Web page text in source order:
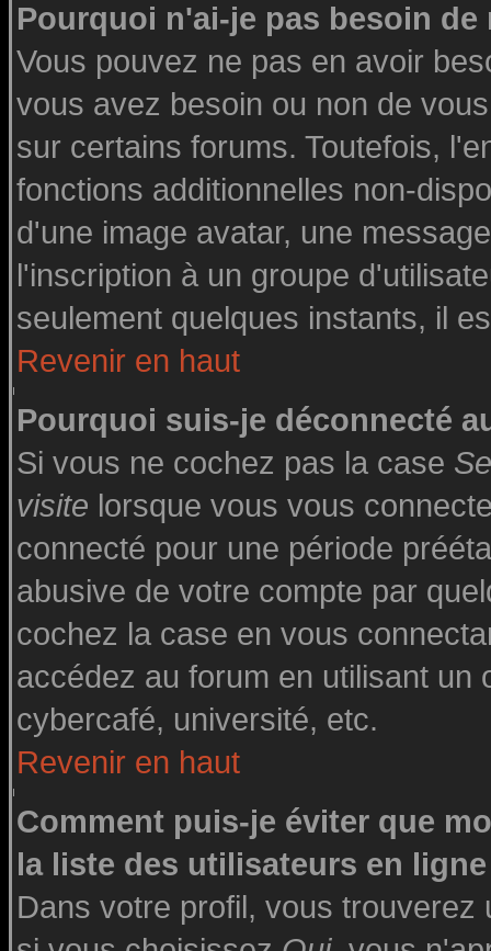
Pourquoi n'ai-je pas besoin
Vous pouvez ne pas en avoir
vous avez besoin ou non de
sur certains forums. Toutefois,
fonctions additionnelles non-
d'une image avatar, une
l'inscription à un groupe
seulement quelques instants, il
Revenir en haut
Pourquoi suis-je déconnecté
Si vous ne cochez pas la case
visite lorsque vous vous
connecté pour une période
abusive de votre compte par
cochez la case en vous
accédez au forum en utilisant un
cybercafé, université, etc.
Revenir en haut
Comment puis-je éviter que
la liste des utilisateurs en
Dans votre profil, vous trouverez